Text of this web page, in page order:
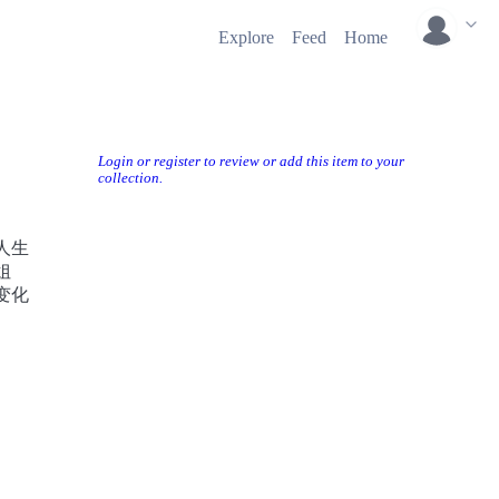
Explore Feed Home
Login or register to review or add this item to your
collection.
生
化